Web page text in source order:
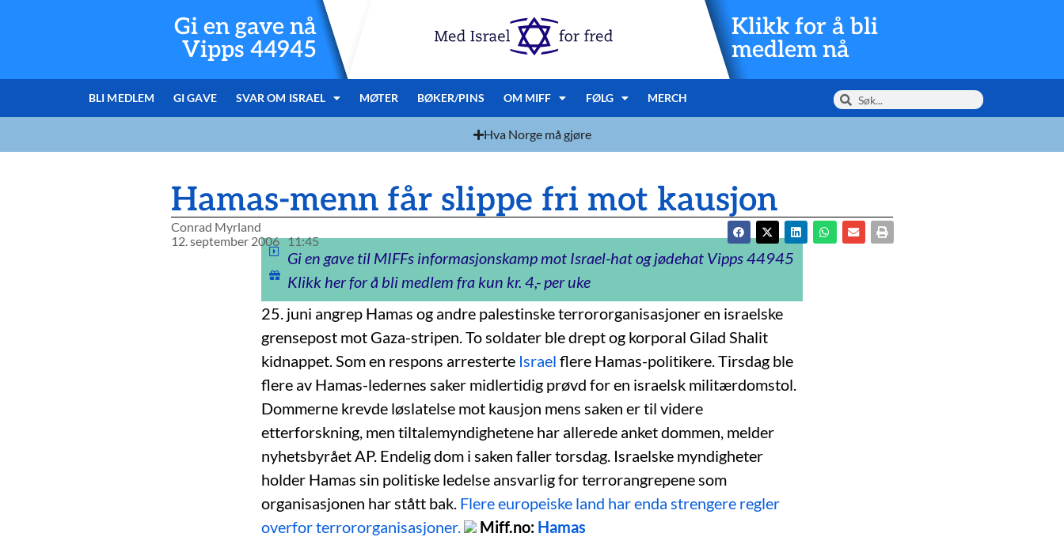
Gi en gave nå
Vipps 44945
Klikk for å bli
medlem nå
BLI MEDLEM GI GAVE SVAR OM ISRAEL MØTER BØKER/PINS OM MIFF FØLG MERCH
Hva Norge må gjøre
Hamas-menn får slippe fri mot kausjon
Conrad Myrland
12. september 2006 11:45
Gi en gave til MIFFs informasjonskamp mot Israel-hat og jødehat Vipps 44945
Klikk her for å bli medlem fra kun kr. 4,- per uke
25. juni angrep Hamas og andre palestinske terrororganisasjoner en israelske
grensepost mot Gaza-stripen. To soldater ble drept og korporal Gilad Shalit
kidnappet. Som en respons arresterte Israel flere Hamas-politikere. Tirsdag ble
flere av Hamas-ledernes saker midlertidig prøvd for en israelsk militærdomstol.
Dommerne krevde løslatelse mot kausjon mens saken er til videre
etterforskning, men tiltalemyndighetene har allerede anket dommen, melder
nyhetsbyrået AP. Endelig dom i saken faller torsdag. Israelske myndigheter
holder Hamas sin politiske ledelse ansvarlig for terrorangrepene som
organisasjonen har stått bak. Flere europeiske land har enda strengere regler
overfor terrororganisasjoner.
Miff.no: Hamas